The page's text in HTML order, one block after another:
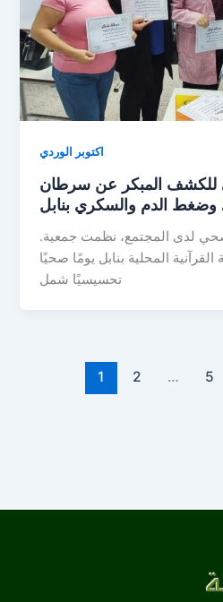
اكتوبر الوردي
المبكر عن سرطان
وضغط الدم والسكري بنابل
.في إطار تعزيز الوعي الصحي لدى المجتمع، نظمت جمعية
المحلية بنابل يومًا صحيًا
تحسيسيًا شمل
1 2 … 5